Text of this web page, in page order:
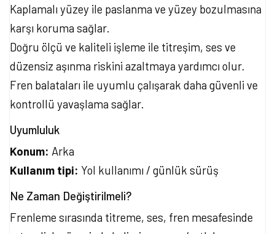
Kaplamalı yüzey ile paslanma ve yüzey bozulmasına
karşı koruma sağlar.
Doğru ölçü ve kaliteli işleme ile titreşim, ses ve
düzensiz aşınma riskini azaltmaya yardımcı olur.
Fren balataları ile uyumlu çalışarak daha güvenli ve
kontrollü yavaşlama sağlar.
Uyumluluk
Konum: Arka
Kullanım tipi: Yol kullanımı / günlük sürüş
Ne Zaman Değiştirilmeli?
Frenleme sırasında titreme, ses, fren mesafesinde